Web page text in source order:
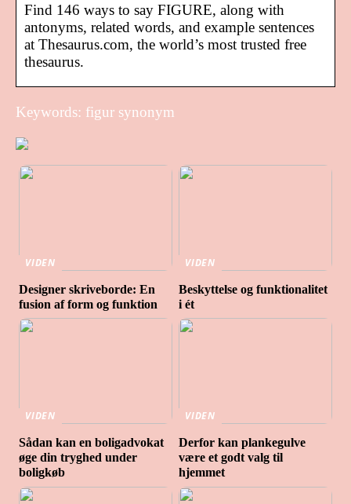
Find 146 ways to say FIGURE, along with
antonyms, related words, and example sentences
at Thesaurus.com, the world’s most trusted free
thesaurus.
Keywords: figur synonym
VIDEN
Designer skriveborde: En
fusion af form og funktion
VIDEN
Beskyttelse og funktionalitet
i ét
VIDEN
Sådan kan en boligadvokat
øge din tryghed under
boligkøb
VIDEN
Derfor kan plankegulve
være et godt valg til
hjemmet